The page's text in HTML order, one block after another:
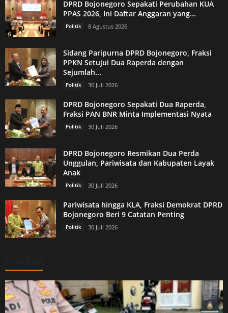
DPRD Bojonegoro Sepakati Perubahan KUA
PPAS 2026, Ini Daftar Anggaran yang...
Politik 8 Agustus 2026
Sidang Paripurna DPRD Bojonegoro, Fraksi
PPKN Setujui Dua Raperda dengan
Sejumlah...
Politik 30 Juli 2026
DPRD Bojonegoro Sepakati Dua Raperda,
Fraksi PAN BNR Minta Implementasi Nyata
Politik 30 Juli 2026
DPRD Bojonegoro Resmikan Dua Perda
Unggulan, Pariwisata dan Kabupaten Layak
Anak
Politik 30 Juli 2026
Pariwisata hingga KLA, Fraksi Demokrat DPRD
Bojonegoro Beri 9 Catatan Penting
Politik 30 Juli 2026